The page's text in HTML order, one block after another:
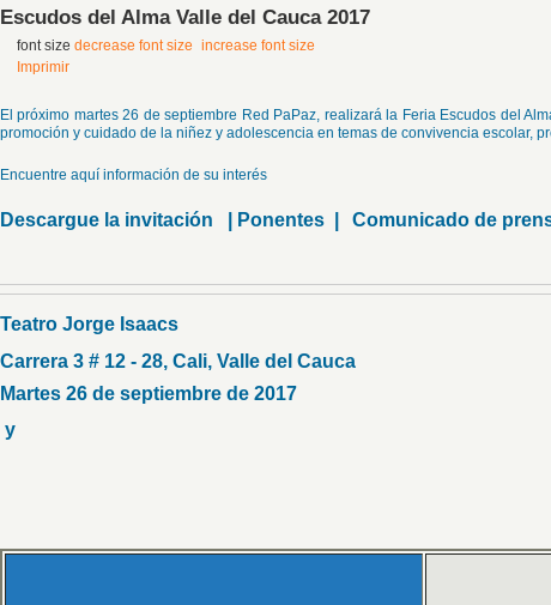
Escudos del Alma Valle del Cauca 2017
font size decrease font size increase font size
Imprimir
El próximo martes 26 de septiembre Red PaPaz, realizará la Feria Escudos del
promoción y cuidado de la niñez y adolescencia en temas de convivencia escolar,
Encuentre aquí información de su interés
Descargue la invitación Ponentes Comunicado de
Teatro Jorge Isaacs
Carrera 3 # 12 - 28, Cali, Valle del Cauca
Martes 26 de septiembre de 2017
y